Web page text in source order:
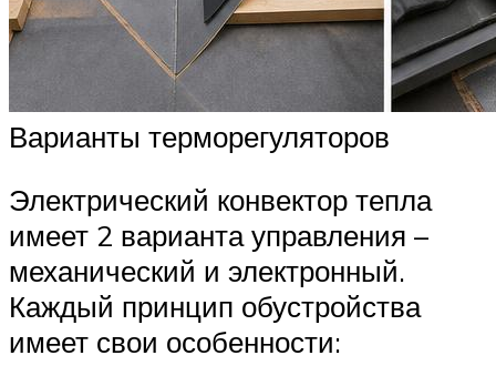
Варианты терморегуляторов
Электрический конвектор тепла
имеет 2 варианта управления –
механический и электронный.
Каждый принцип обустройства
имеет свои особенности: